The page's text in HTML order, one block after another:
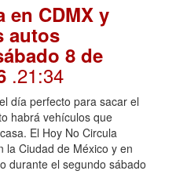
en CDMX y
autos
8 de
.21:34
día perfecto para sacar el
habrá vehículos que
El Hoy No Circula
la Ciudad de México y en
durante el segundo sábado